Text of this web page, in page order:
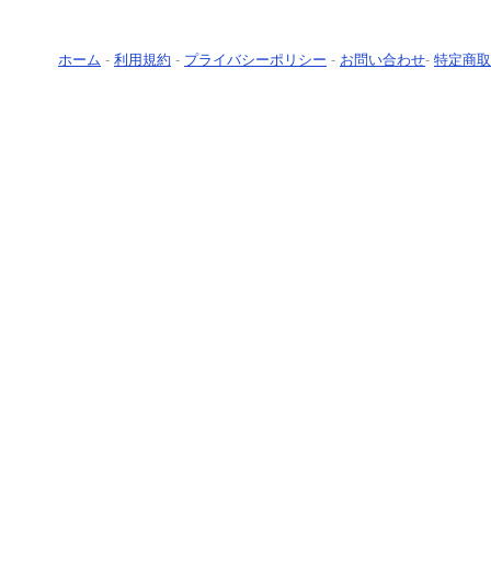
ホーム - 利用規約 - プライバシーポリシー - お問い合わせ- 特定商